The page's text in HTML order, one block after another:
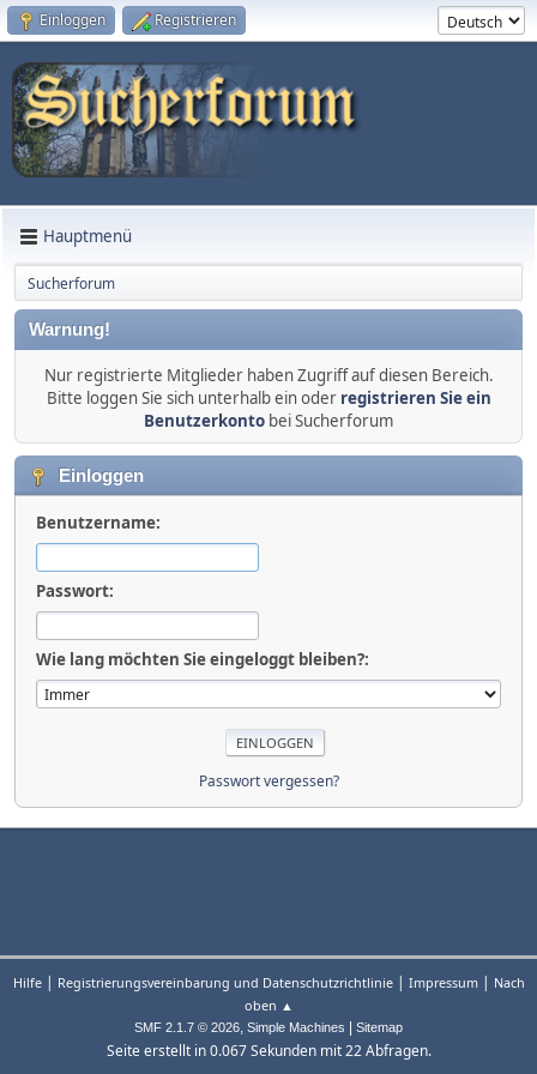
Einloggen Registrieren
Hauptmenü
Sucherforum
Warnung!
Nur registrierte Mitglieder haben Zugriff auf diesen Bereich.
Bitte loggen Sie sich unterhalb ein oder registrieren Sie ein
Benutzerkonto bei Sucherforum
Einloggen
Benutzername:
Passwort:
Wie lang möchten Sie eingeloggt bleiben?:
Passwort vergessen?
Hilfe| Registrierungsvereinbarung und Datenschutzrichtlinie| Impressum| Nach
oben ▲
SMF 2.1.7 © 2026, Simple Machines Sitemap
Seite erstellt in 0.067 Sekunden mit 22 Abfragen.